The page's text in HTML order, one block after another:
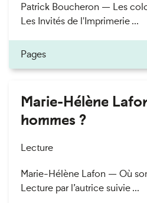
Patrick Boucheron — Les
Les Invités de l'Imprimerie ...
Pages
Marie-Hélène
hommes ?
Lecture
Marie-Hélène Lafon — Où
Lecture par l’autrice suivie ...